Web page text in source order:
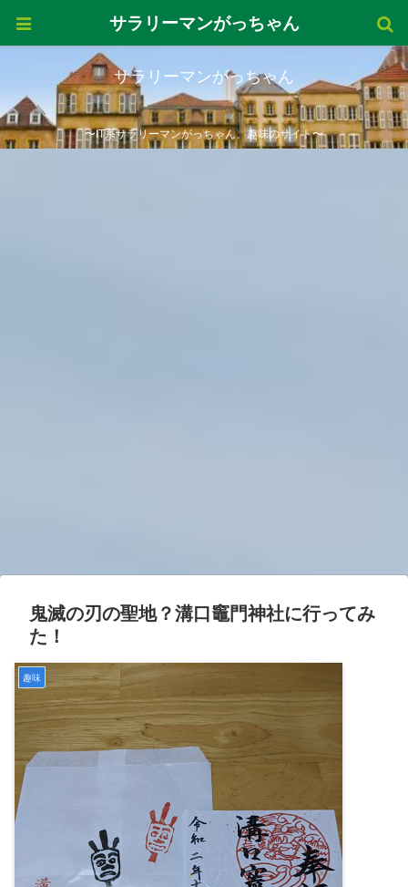
サラリーマンがっちゃん
〜IT系サラリーマンがっちゃん、趣味のサイト〜
鬼滅の刃の聖地？溝口竈門神社に行ってみ
た！
趣味
サラリーマンがっちゃん